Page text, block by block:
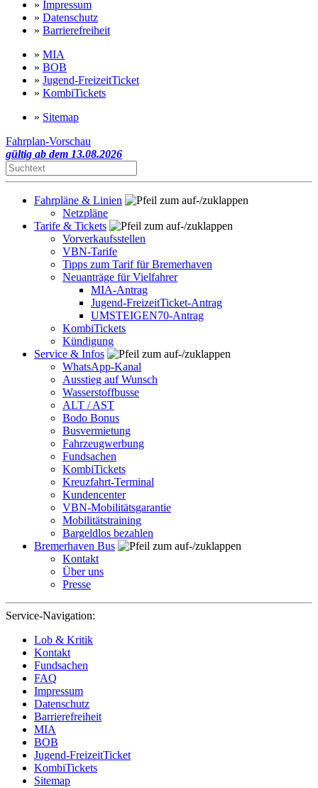
» Impressum
» Datenschutz
» Barrierefreiheit
» MIA
» BOB
» Jugend-FreizeitTicket
» KombiTickets
» Sitemap
Fahrplan-Vorschau
gültig ab dem 13.08.2026
Fahrpläne & Linien
Netzpläne
Tarife & Tickets
Vorverkaufsstellen
VBN-Tarife
Tipps zum Tarif für Bremerhaven
Neuanträge für Vielfahrer
MIA-Antrag
Jugend-FreizeitTicket-Antrag
UMSTEIGEN70-Antrag
KombiTickets
Kündigung
Service & Infos
WhatsApp-Kanal
Ausstieg auf Wunsch
Wasserstoffbusse
ALT / AST
Bodo Bonus
Busvermietung
Fahrzeugwerbung
Fundsachen
KombiTickets
Kreuzfahrt-Terminal
Kundencenter
VBN-Mobilitätsgarantie
Mobilitätstraining
Bargeldlos bezahlen
Bremerhaven Bus
Kontakt
Über uns
Presse
Service-Navigation:
Lob & Kritik
Kontakt
Fundsachen
FAQ
Impressum
Datenschutz
Barrierefreiheit
MIA
BOB
Jugend-FreizeitTicket
KombiTickets
Sitemap